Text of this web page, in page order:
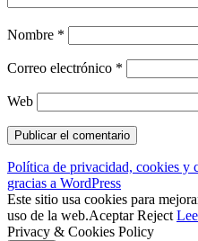
Nombre *
Correo electrónico *
Web
Política de privacidad, cookies y
gracias a WordPress
Este sitio usa cookies para
uso de la web.Aceptar Reject
Privacy & Cookies Policy